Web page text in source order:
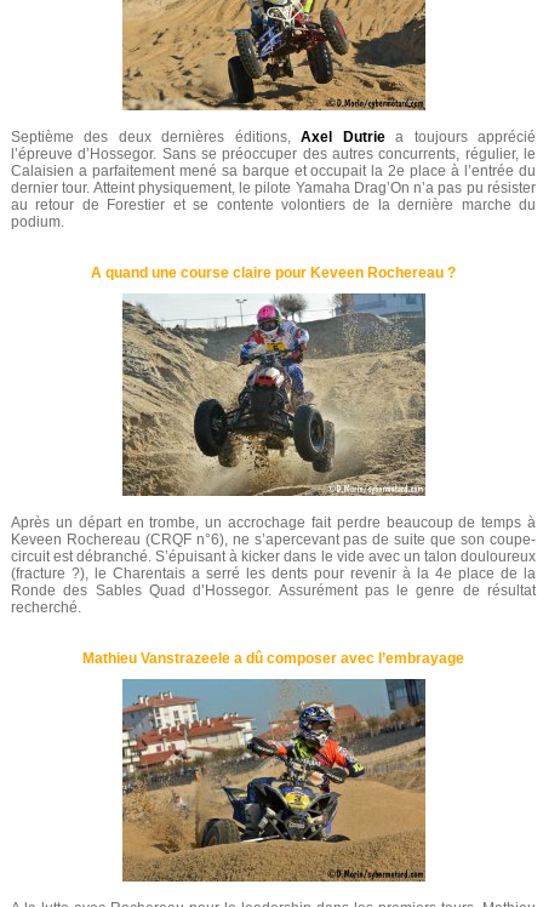
Septième des deux dernières éditions,Axel Dutriea toujours apprécié
l’épreuve d’Hossegor. Sans se préoccuper des autres concurrents, régulier, le
Calaisien a parfaitement mené sa barque et occupait la 2e place à l’entrée du
dernier tour. Atteint physiquement, le pilote Yamaha Drag’On n’a pas pu résister
au retour de Forestier et se contente volontiers de la dernière marche du
podium.
A quand une course claire pour Keveen Rochereau ?
Après un départ en trombe, un accrochage fait perdre beaucoup de temps à
Keveen Rochereau (CRQF n°6), ne s’apercevant pas de suite que son coupe-
circuit est débranché. S’épuisant à kicker dans le vide avec un talon douloureux
(fracture ?), le Charentais a serré les dents pour revenir à la 4e place de la
Ronde des Sables Quad d’Hossegor. Assurément pas le genre de résultat
recherché.
Mathieu Vanstrazeele a dû composer avec l’embrayage